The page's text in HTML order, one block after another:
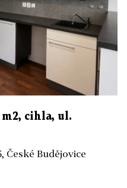
cihla, ul.
České Budějovice